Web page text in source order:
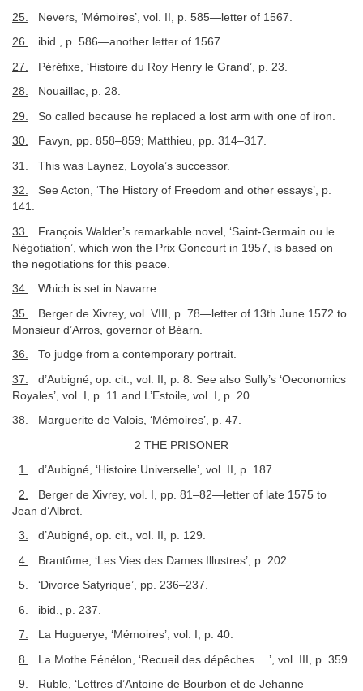
25. Nevers, ‘Mémoires’, vol. II, p. 585—letter of 1567.
26. ibid., p. 586—another letter of 1567.
27. Péréfixe, ‘Histoire du Roy Henry le Grand’, p. 23.
28. Nouaillac, p. 28.
29. So called because he replaced a lost arm with one of iron.
30. Favyn, pp. 858–859; Matthieu, pp. 314–317.
31. This was Laynez, Loyola’s successor.
32. See Acton, ‘The History of Freedom and other essays’, p.
141.
33.
François Walder’s remarkable novel, ‘Saint-Germain ou le
Négotiation’, which won the Prix Goncourt in 1957, is based on
the negotiations for this peace.
34. Which is set in Navarre.
35.
Berger de Xivrey, vol. VIII, p. 78—letter of 13th June 1572 to
Monsieur d’Arros, governor of Béarn.
36. To judge from a contemporary portrait.
37.
d’Aubigné, op. cit., vol. II, p. 8. See also Sully’s ‘Oeconomics
Royales’, vol. I, p. 11 and L’Estoile, vol. I, p. 20.
38. Marguerite de Valois, ‘Mémoires’, p. 47.
2 THE PRISONER
1. d’Aubigné, ‘Histoire Universelle’, vol. II, p. 187.
2.
Berger de Xivrey, vol. I, pp. 81–82—letter of late 1575 to
Jean d’Albret.
3. d’Aubigné, op. cit., vol. II, p. 129.
4. Brantôme, ‘Les Vies des Dames Illustres’, p. 202.
5. ‘Divorce Satyrique’, pp. 236–237.
6. ibid., p. 237.
7. La Huguerye, ‘Mémoires’, vol. I, p. 40.
8. La Mothe Fénélon, ‘Recueil des dépêches …’, vol. III, p. 359.
9. Ruble, ‘Lettres d’Antoine de Bourbon et de Jehanne